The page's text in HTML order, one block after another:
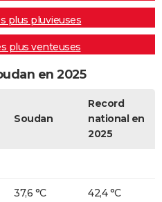
plus pluvieuses
plus venteuses
en 2025
Soudan
Record
national en
2025
37,6 °C 42,4 °C